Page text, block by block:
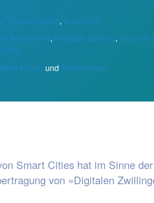
Transformation, Smart City
Ökosysteme, Digitaler Zwilling, Smart
Kilpert und Steffen Hess
Smart Cities hat im Sinne
von »Digitalen